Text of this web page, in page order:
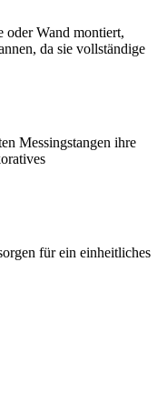
oder Wand montiert,
da sie vollständige
Messingstangen ihre
für ein einheitliches